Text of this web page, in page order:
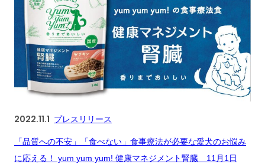
2022.11.1 プレスリリース
「品質への不安」「食べない」食事療法が必要な愛犬のお悩み
に応える！ yum yum yum! 健康マネジメント腎臓 11月1日